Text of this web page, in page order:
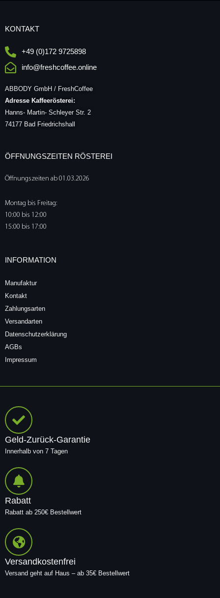
KONTAKT
+49 (0)172 9725898
info@freshcoffee.online
ABBODY GmbH / FreshCoffee
Adresse Kaffeerösterei:
Hanns- Martin- Schleyer Str. 2
74177 Bad Friedrichshall
ÖFFNUNGSZEITEN RÖSTEREI
Öffnungszeiten ab 01.03.2026
Montag bis Freitag:
10:00 bis 12:00
15:00 bis 17:00
INFORMATION
Manufaktur
Kontakt
Zahlungsarten
Versandarten
Datenschutzerklärung
AGBs
Impressum
Geld-Zurück-Garantie
Innerhalb von 7 Tagen
Rabatt
Rabatt ab 250€ Bestellwert
Versandkostenfrei
Versand geht auf Haus – ab 35€ Bestellwert